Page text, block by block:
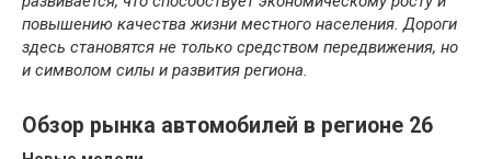
повышению качества жизни местного населения. Дороги
здесь становятся не только средством передвижения, но
и символом силы и развития региона.
Обзор рынка автомобилей в регионе 26